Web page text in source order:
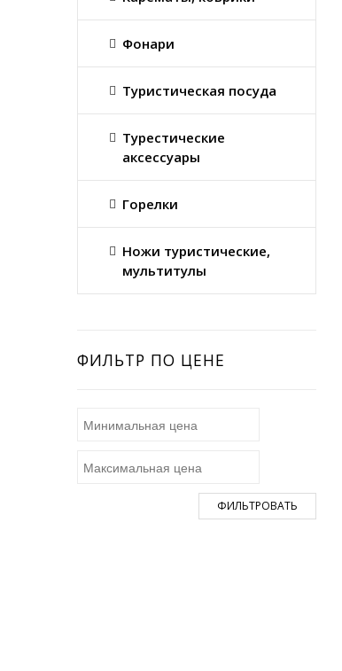
Фонари
Туристическая посуда
Турестические
аксессуары
Горелки
Ножи туристические,
мультитулы
ФИЛЬТР ПО ЦЕНЕ
ФИЛЬТРОВАТЬ